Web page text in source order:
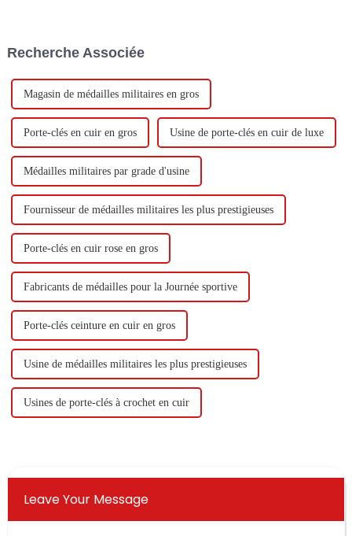
Recherche Associée
Magasin de médailles militaires en gros
Porte-clés en cuir en gros Usine de porte-clés en cuir de luxe
Médailles militaires par grade d'usine
Fournisseur de médailles militaires les plus prestigieuses
Porte-clés en cuir rose en gros
Fabricants de médailles pour la Journée sportive
Porte-clés ceinture en cuir en gros
Usine de médailles militaires les plus prestigieuses
Usines de porte-clés à crochet en cuir
Leave Your Message